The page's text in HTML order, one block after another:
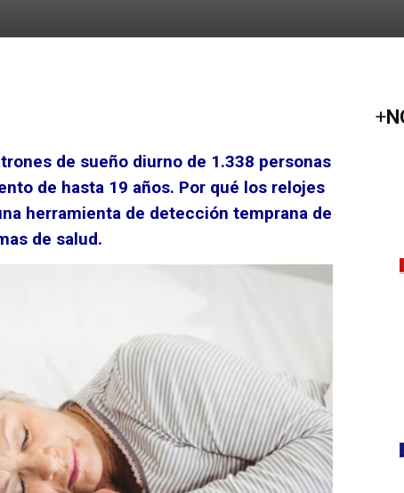
de sueño diurno de 1.338 personas
de hasta 19 años. Por qué los relojes
herramienta de detección temprana de
de salud.
+